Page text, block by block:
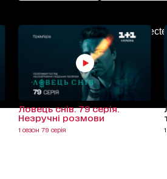
Ловець снів. 79 серія.
Незручні розмови
1 сезон 79 серія